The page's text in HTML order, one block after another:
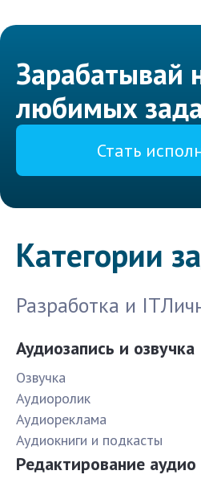
Зарабатывай
любимых
Стать
Категории
Разработка и IT
Аудиозапись и озвучка
Озвучка
Аудиоролик
Аудиореклама
Аудиокниги и подкасты
Редактирование